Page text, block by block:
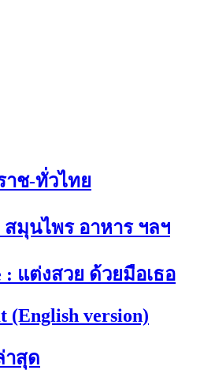
าช-ทั่วไทย
มุนไพร อาหาร ฯลฯ
: แต่งสวย ด้วยมือเธอ
(English version)
าสุด